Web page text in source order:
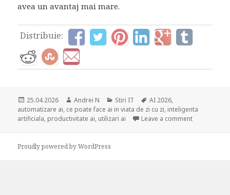
avea un avantaj mai mare.
Distribuie:
Posted
on
25.04.2026 Author
Andrei N Categories
Stiri IT Tags
AI 2026,
automatizare ai, ce poate face ai in viata de zi cu zi, inteligenta
artificiala, productivitate ai, utilizari ai Leave a commenton Ce poate
Proudly powered by WordPress